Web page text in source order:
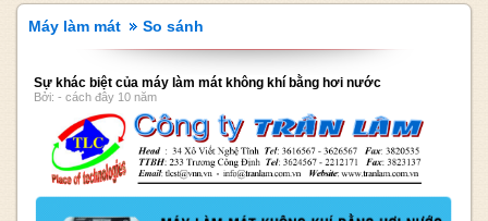
Máy làm mát So sánh
Sự khác biệt của máy làm mát không khí bằng hơi nước
Bởi: - cách đây 10 năm